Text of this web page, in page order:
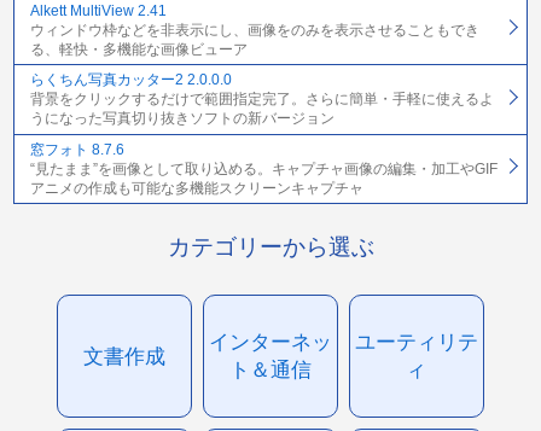
Alkett MultiView 2.41
ウィンドウ枠などを非表示にし、画像をのみを表示させることもでき
る、軽快・多機能な画像ビューア
らくちん写真カッター2 2.0.0.0
背景をクリックするだけで範囲指定完了。さらに簡単・手軽に使えるよ
うになった写真切り抜きソフトの新バージョン
窓フォト 8.7.6
“見たまま”を画像として取り込める。キャプチャ画像の編集・加工やGIF
アニメの作成も可能な多機能スクリーンキャプチャ
カテゴリーから選ぶ
文書作成
インターネッ
ト＆通信
ユーティリテ
ィ